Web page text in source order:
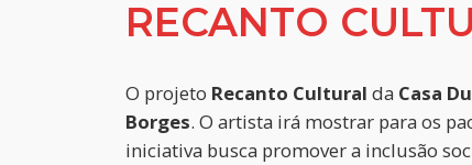
RECANTO
O projeto Recanto Cultural da Casa
Borges. O artista irá mostrar para os
iniciativa busca promover a inclusão